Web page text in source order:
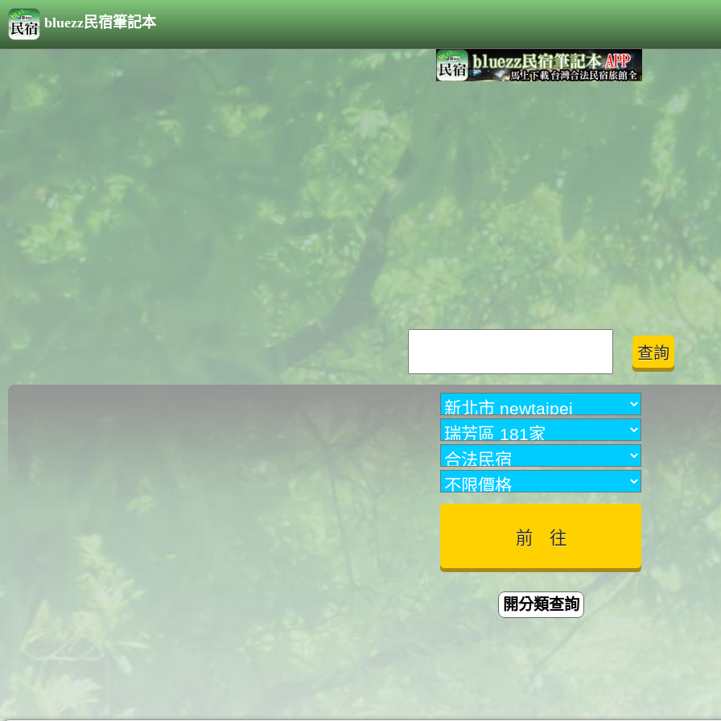
bluezz民宿筆記本
開分類查詢